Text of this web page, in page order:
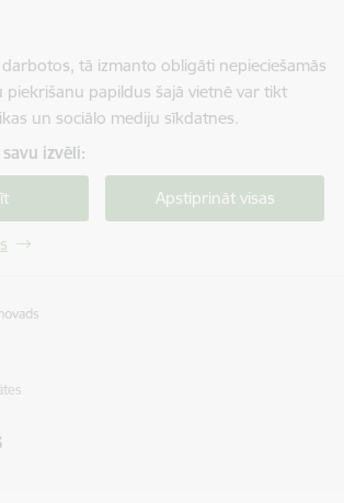
tā izmanto obligāti nepieciešamās
piekrišanu papildus šajā vietnē var tikt
un sociālo mediju sīkdatnes.
izvēli:
Apstiprināt visas